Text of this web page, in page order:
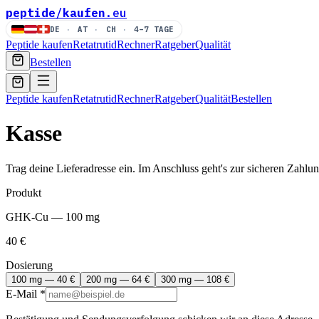
peptide/ kaufen .eu
DE · AT · CH · 4–7 TAGE
Peptide kaufenRetatrutidRechnerRatgeberQualität
Bestellen
Peptide kaufenRetatrutidRechnerRatgeberQualitätBestellen
Kasse
Trag deine Lieferadresse ein. Im Anschluss geht's zur sicheren
Produkt
GHK-Cu — 100 mg
40 €
Dosierung
100 mg — 40 € 200 mg — 64 € 300 mg — 108 €
E-Mail *